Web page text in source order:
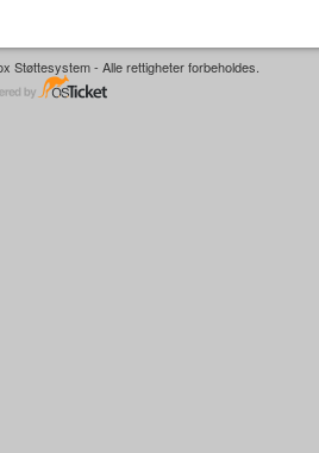
Støttesystem - Alle rettigheter forbeholdes.